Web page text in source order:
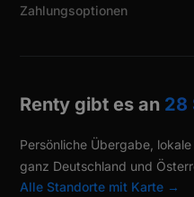
Zahlungsoptionen
Renty gibt es an 28
Persönliche Übergabe,
ganz Deutschland und
Alle Standorte mit Karte →